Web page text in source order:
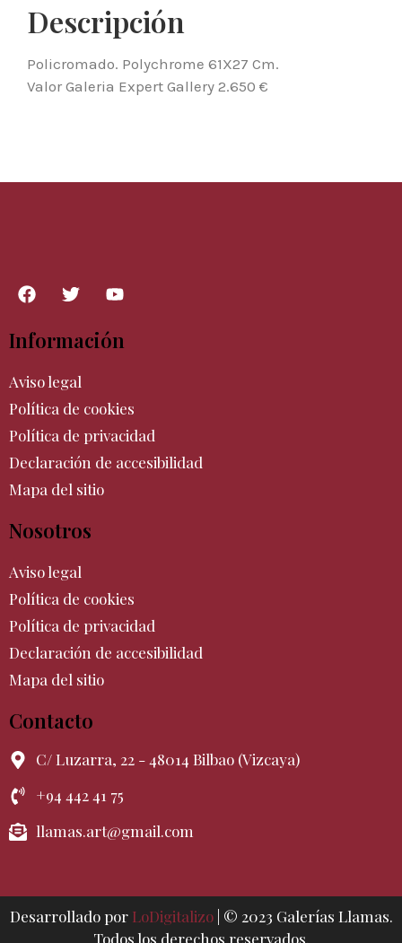
Descripción
Policromado. Polychrome 61X27 Cm.
Valor Galeria Expert Gallery 2.650 €
Información
Aviso legal
Política de cookies
Política de privacidad
Declaración de accesibilidad
Mapa del sitio
Nosotros
Aviso legal
Política de cookies
Política de privacidad
Declaración de accesibilidad
Mapa del sitio
Contacto
C/ Luzarra, 22 - 48014 Bilbao (Vizcaya)
+94 442 41 75
llamas.art@gmail.com
Desarrollado por LoDigitalizo| © 2023 Galerías Llamas.
Todos los derechos reservados.